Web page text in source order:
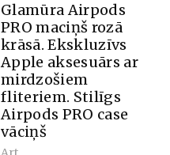
Glamūra Airpods
PRO maciņš rozā
krāsā. Ekskluzīvs
Apple aksesuārs ar
mirdzošiem
fliteriem. Stilīgs
Airpods PRO case
vāciņš